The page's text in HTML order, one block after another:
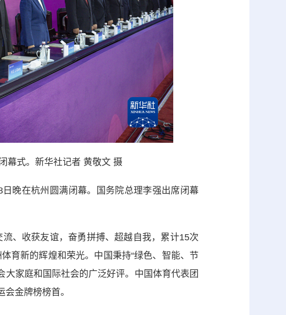
式。新华社记者 黄敬文 摄
晚在杭州圆满闭幕。国务院总理李强出席闭幕
、收获友谊，奋勇拼搏、超越自我，累计15次
育新的辉煌和荣光。中国秉持“绿色、智能、节
家庭和国际社会的广泛好评。中国体育代表团
金牌榜榜首。